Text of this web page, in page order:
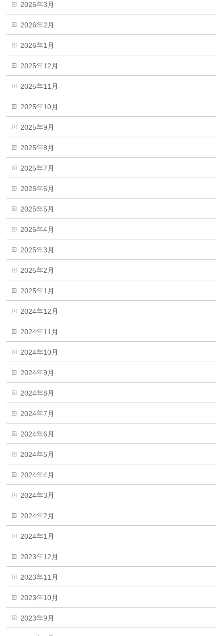
2026年3月
2026年2月
2026年1月
2025年12月
2025年11月
2025年10月
2025年9月
2025年8月
2025年7月
2025年6月
2025年5月
2025年4月
2025年3月
2025年2月
2025年1月
2024年12月
2024年11月
2024年10月
2024年9月
2024年8月
2024年7月
2024年6月
2024年5月
2024年4月
2024年3月
2024年2月
2024年1月
2023年12月
2023年11月
2023年10月
2023年9月